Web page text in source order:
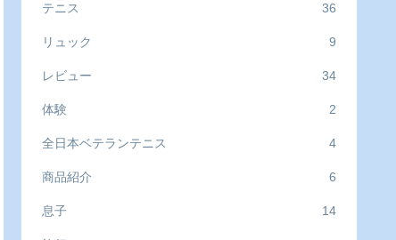
テニス 36
リュック 9
レビュー 34
体験 2
全日本ベテランテニス 4
商品紹介 6
息子 14